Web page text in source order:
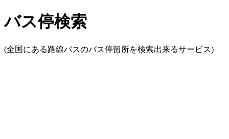
バス停検索
(全国にある路線バスのバス停留所を検索出来るサービス)